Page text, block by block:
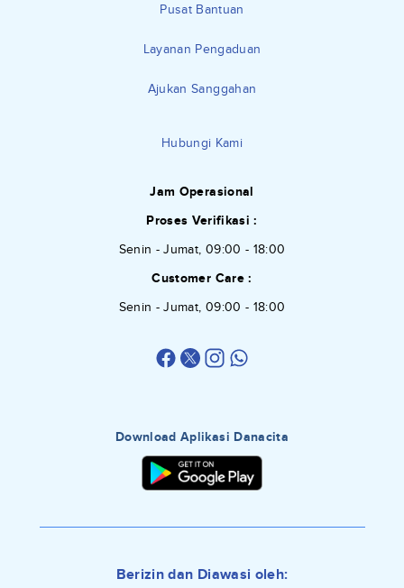
Pusat Bantuan
Layanan Pengaduan
Ajukan Sanggahan
Hubungi Kami
Jam Operasional
Proses Verifikasi :
Senin - Jumat, 09:00 - 18:00
Customer Care :
Senin - Jumat, 09:00 - 18:00
Download Aplikasi Danacita
Berizin dan Diawasi oleh: